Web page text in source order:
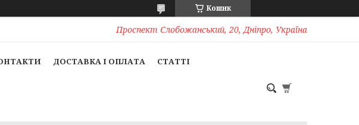
Кошик
Проспект Слобожанський, 20, Дніпро, Україна
ДОСТАВКА І ОПЛАТА СТАТТІ